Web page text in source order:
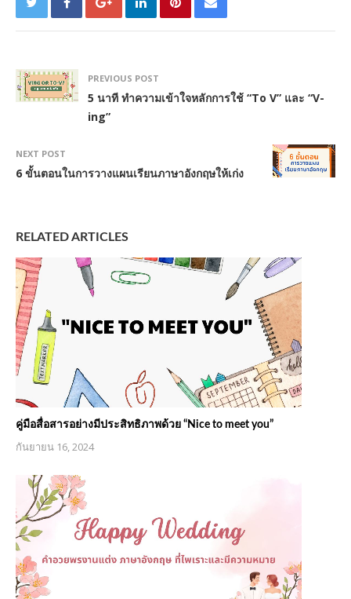
PREVIOUS POST
5 นาที ทำความเข้าใจหลักการใช้ “To V” และ “V-
ing”
NEXT POST
6 ขั้นตอนในการวางแผนเรียนภาษาอังกฤษให้เก่ง
RELATED ARTICLES
คู่มือสื่อสารอย่างมีประสิทธิภาพด้วย “Nice to meet you”
กันยายน 16, 2024